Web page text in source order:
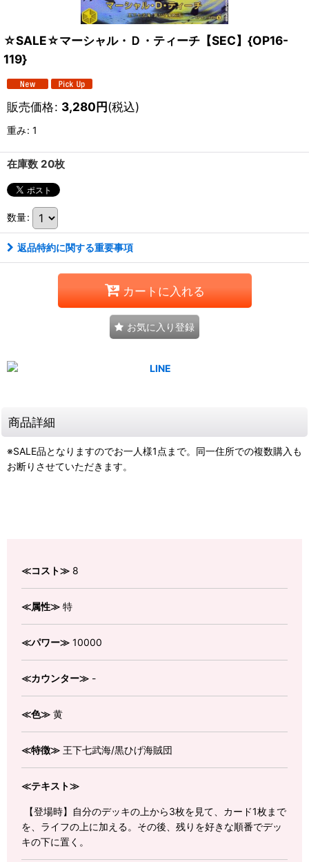
☆SALE☆マーシャル・Ｄ・ティーチ【SEC】{OP16-
119}
販売価格: 3,280円(税込)
重み: 1
在庫数 20枚
数量:
返品特約に関する重要事項
カートに入れる
お気に入り登録
商品詳細
※SALE品となりますのでお一人様1点まで。同一住所での複数購入も
お断りさせていただきます。
≪コスト≫ 8
≪属性≫ 特
≪パワー≫ 10000
≪カウンター≫ -
≪色≫ 黄
≪特徴≫ 王下七武海/黒ひげ海賊団
≪テキスト≫
【登場時】自分のデッキの上から3枚を見て、カード1枚まで
を、ライフの上に加える。その後、残りを好きな順番でデッ
キの下に置く。